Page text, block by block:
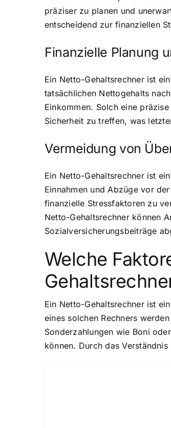
präziser zu planen und
entscheidend zur finanziellen
Finanzielle Planung
Ein Netto-Gehaltsrechner ist
tatsächlichen Nettogehalts
Einkommen. Solch eine
Sicherheit zu treffen, was
Vermeidung von
Ein Netto-Gehaltsrechner ist
Einnahmen und Abzüge vor
finanzielle Stressfaktoren zu
Netto-Gehaltsrechner können
Sozialversicherungsbeiträge
Welche
Ein Netto-Gehaltsrechner ist
eines solchen Rechners
Sonderzahlungen wie Boni
können. Durch das